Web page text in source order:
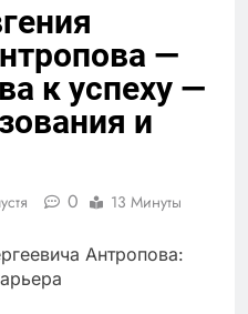
—
к успеху —
и
0 13 Минуты